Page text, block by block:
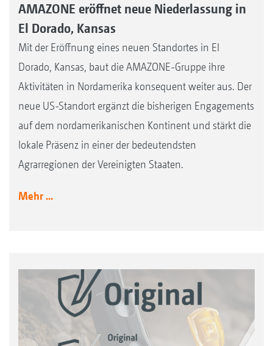
AMAZONE eröffnet neue Niederlassung in
El Dorado, Kansas
Mit der Eröffnung eines neuen Standortes in El
Dorado, Kansas, baut die AMAZONE-Gruppe ihre
Aktivitäten in Nordamerika konsequent weiter aus. Der
neue US-Standort ergänzt die bisherigen Engagements
auf dem nordamerikanischen Kontinent und stärkt die
lokale Präsenz in einer der bedeutendsten
Agrarregionen der Vereinigten Staaten.
Mehr ...